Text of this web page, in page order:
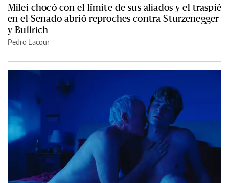
Milei chocó con el límite de sus aliados y el traspié
en el Senado abrió reproches contra Sturzenegger
y Bullrich
Pedro Lacour